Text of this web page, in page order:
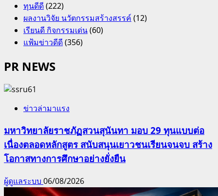
ทุนดีดี(222)
ผลงานวิจัย นวัตกรรมสร้างสรรค์ (12)
เรียนดี กิจกรรมเด่น(60)
แฟ้มข่าวดีดี(356)
PR NEWS
ข่าวล่ามาแรง
มหาวิทยาลัยราชภัฏสวนสุนันทา มอบ 29 ทุนแบบต่อ
เนื่องตลอดหลักสูตร สนับสนุนเยาวชนเรียนจนจบ สร้าง
โอกาสทางการศึกษาอย่างยั่งยืน
ผู้ดูแลระบบ 06/08/2026